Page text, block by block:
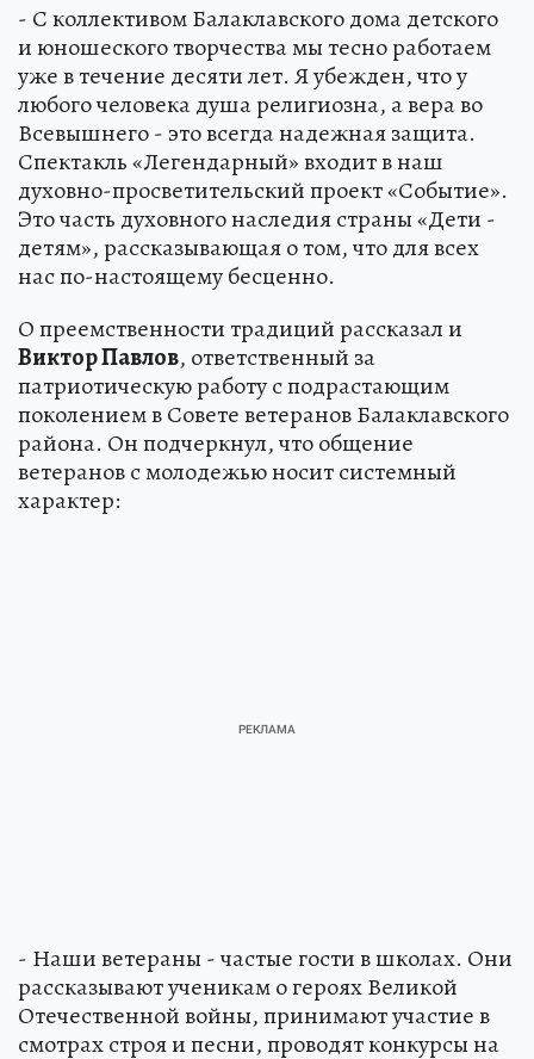
- С коллективом Балаклавского дома детского
и юношеского творчества мы тесно работаем
уже в течение десяти лет. Я убежден, что у
любого человека душа религиозна, а вера во
Всевышнего - это всегда надежная защита.
Спектакль «Легендарный» входит в наш
духовно-просветительский проект «Событие».
Это часть духовного наследия страны «Дети -
детям», рассказывающая о том, что для всех
нас по-настоящему бесценно.
О преемственности традиций рассказал и
Виктор Павлов, ответственный за
патриотическую работу с подрастающим
поколением в Совете ветеранов Балаклавского
района. Он подчеркнул, что общение
ветеранов с молодежью носит системный
характер:
- Наши ветераны - частые гости в школах. Они
рассказывают ученикам о героях Великой
Отечественной войны, принимают участие в
смотрах строя и песни, проводят конкурсы на